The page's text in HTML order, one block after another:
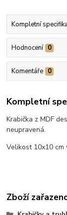
Kompletní
Hodnocení 0
Komentáře 0
Kompletní
Krabička z MDF
neupravená.
Velikost 10x10 cm
Zboží